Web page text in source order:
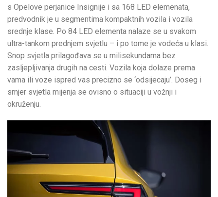
s Opelove perjanice Insignije i sa 168 LED elemenata,
predvodnik je u segmentima kompaktnih vozila i vozila
srednje klase. Po 84 LED elementa nalaze se u svakom
ultra-tankom prednjem svjetlu – i po tome je vodeća u klasi.
Snop svjetla prilagođava se u milisekundama bez
zasljepljivanja drugih na cesti. Vozila koja dolaze prema
vama ili voze ispred vas precizno se ‘odsijecaju’. Doseg i
smjer svjetla mijenja se ovisno o situaciji u vožnji i
okruženju.